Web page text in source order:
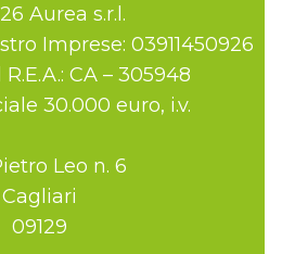
Aurea s.r.l.
Imprese: 03911450926
CA – 305948
30.000 euro, i.v.
Leo n. 6
Cagliari
09129